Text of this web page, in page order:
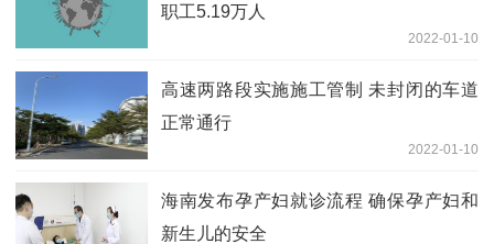
职工5.19万人
2022-01-10
高速两路段实施施工管制 未封闭的车道
正常通行
2022-01-10
海南发布孕产妇就诊流程 确保孕产妇和
新生儿的安全